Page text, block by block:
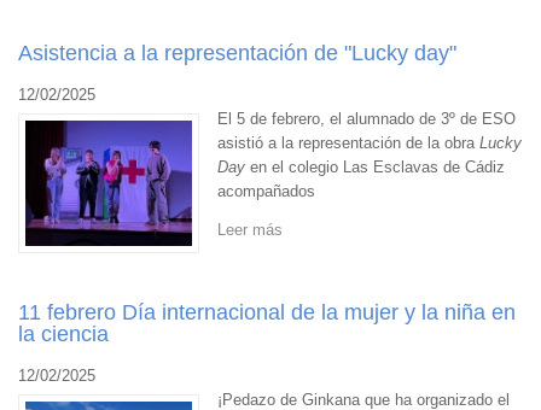
Asistencia a la representación de "Lucky day"
12/02/2025
El 5 de febrero, el alumnado de 3º de ESO
asistió a la representación de la obra Lucky
Day en el colegio Las Esclavas de Cádiz
acompañados
Leer más
11 febrero Día internacional de la mujer y la niña en
la ciencia
12/02/2025
¡Pedazo de Ginkana que ha organizado el